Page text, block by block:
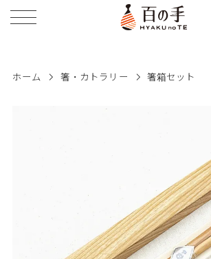
ホーム 箸・カトラリー 箸箱セット